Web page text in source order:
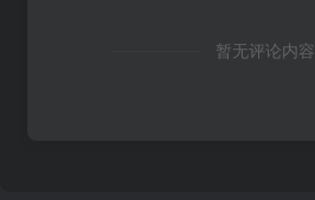
暂无评论内容